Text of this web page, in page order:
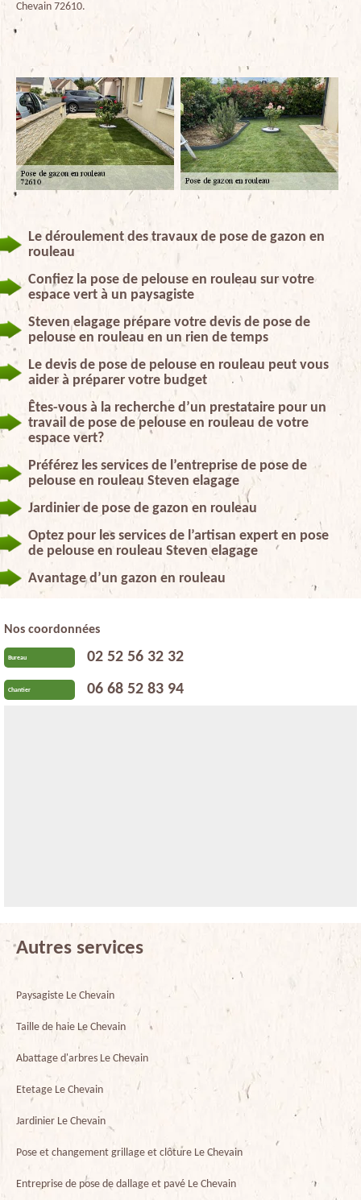
Chevain 72610.
Le déroulement des travaux de pose de gazon en
rouleau
Confiez la pose de pelouse en rouleau sur votre
espace vert à un paysagiste
Steven elagage prépare votre devis de pose de
pelouse en rouleau en un rien de temps
Le devis de pose de pelouse en rouleau peut vous
aider à préparer votre budget
Êtes-vous à la recherche d’un prestataire pour un
travail de pose de pelouse en rouleau de votre
espace vert?
Préférez les services de l’entreprise de pose de
pelouse en rouleau Steven elagage
Jardinier de pose de gazon en rouleau
Optez pour les services de l’artisan expert en pose
de pelouse en rouleau Steven elagage
Avantage d’un gazon en rouleau
Nos coordonnées
Bureau 02 52 56 32 32
Chantier 06 68 52 83 94
Autres services
Paysagiste Le Chevain
Taille de haie Le Chevain
Abattage d'arbres Le Chevain
Etetage Le Chevain
Jardinier Le Chevain
Pose et changement grillage et clôture Le Chevain
Entreprise de pose de dallage et pavé Le Chevain